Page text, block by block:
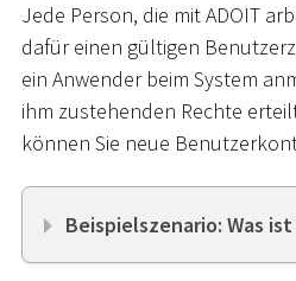
Jede Person, die mit ADOIT
dafür einen gültigen
ein Anwender beim System
ihm zustehenden Rechte
können Sie neue
Beispielszenario: Was